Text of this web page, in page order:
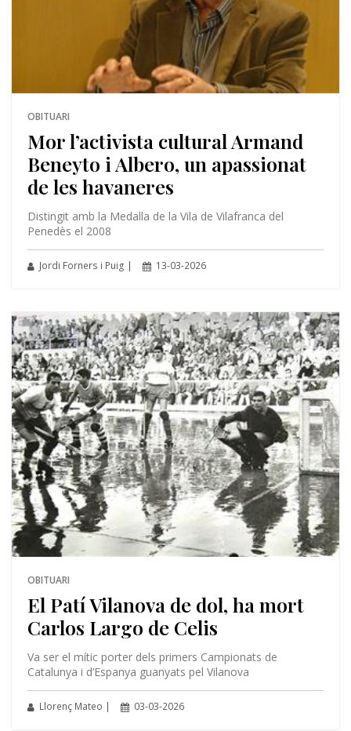
OBITUARI
Mor l’activista cultural Armand
Beneyto i Albero, un apassionat
de les havaneres
Distingit amb la Medalla de la Vila de Vilafranca del
Penedès el 2008
Jordi Forners i Puig | 13-03-2026
OBITUARI
El Patí Vilanova de dol, ha mort
Carlos Largo de Celis
Va ser el mític porter dels primers Campionats de
Catalunya i d’Espanya guanyats pel Vilanova
Llorenç Mateo | 03-03-2026